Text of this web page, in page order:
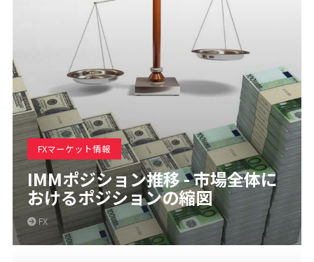
FXマーケット情報
IMMポジション推移 - 市場全体に
おけるポジションの縮図
FX